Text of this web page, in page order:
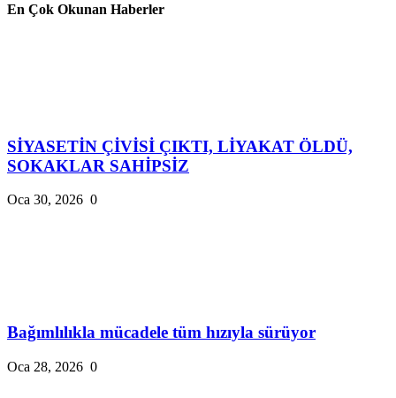
En Çok Okunan Haberler
SİYASETİN ÇİVİSİ ÇIKTI, LİYAKAT ÖLDÜ,
SOKAKLAR SAHİPSİZ
Oca 30, 2026 0
Bağımlılıkla mücadele tüm hızıyla sürüyor
Oca 28, 2026 0